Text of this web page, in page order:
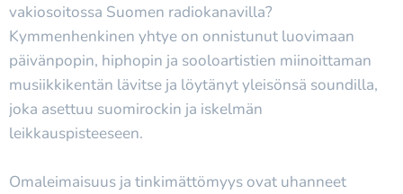
vakiosoitossa Suomen radiokanavilla?
Kymmenhenkinen yhtye on onnistunut luovimaan
päivänpopin, hiphopin ja sooloartistien miinoittaman
musiikkikentän lävitse ja löytänyt yleisönsä soundilla,
joka asettuu suomirockin ja iskelmän
leikkauspisteeseen.
Omaleimaisuus ja tinkimättömyys ovat uhanneet